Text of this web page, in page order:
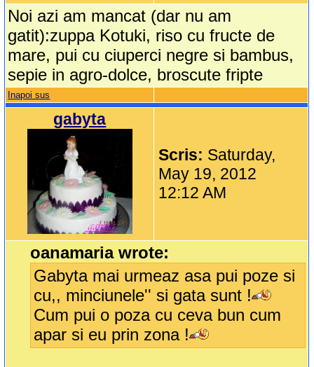
Noi azi am mancat (dar nu am
gatit):zuppa Kotuki, riso cu fructe de
mare, pui cu ciuperci negre si bambus,
sepie in agro-dolce, broscute fripte
Inapoi sus
gabyta
Scris: Saturday,
May 19, 2012
12:12 AM
oanamaria wrote:
Gabyta mai urmeaz asa pui poze si
cu,, minciunele'' si gata sunt !
Cum pui o poza cu ceva bun cum
apar si eu prin zona !